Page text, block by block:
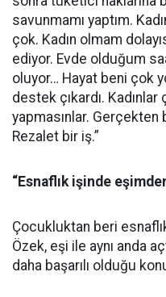
savunmamı yaptım.
çok. Kadın olmam
ediyor. Evde olduğum
oluyor… Hayat beni çok
destek çıkardı. Kadınlar
yapmasınlar. Gerçekten
Rezalet bir iş.”
“Esnaflık işinde
Çocukluktan beri
Özek, eşi ile aynı anda
daha başarılı olduğu